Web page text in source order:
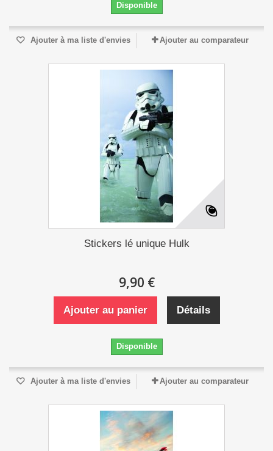
Disponible
Ajouter à ma liste d'envies Ajouter au comparateur
Stickers lé unique Hulk
9,90 €
Ajouter au panier Détails
Disponible
Ajouter à ma liste d'envies Ajouter au comparateur